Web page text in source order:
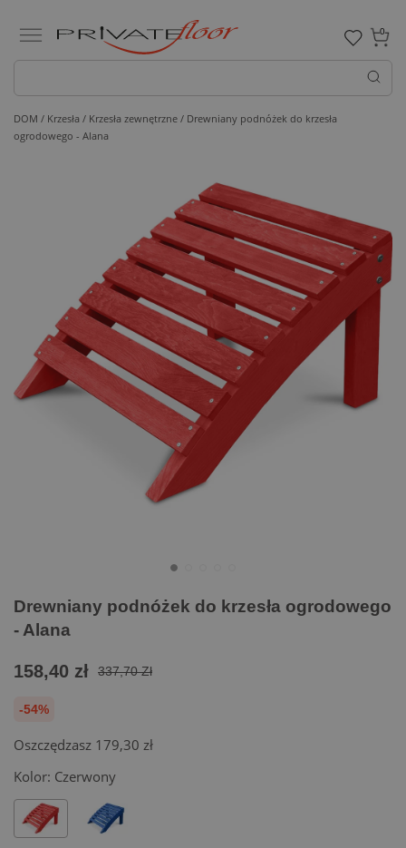
0
DOM / Krzesła / Krzesła zewnętrzne / Drewniany podnóżek do krzesła
ogrodowego - Alana
Drewniany podnóżek do krzesła ogrodowego
- Alana
158,40 zł 337,70 Zł
-54%
Oszczędzasz 179,30 zł
Kolor: Czerwony